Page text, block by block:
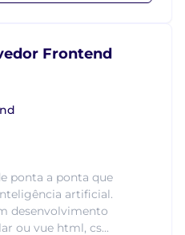
Frontend
ponta a ponta que
artificial.
desenvolvimento
ou vue html, cs...